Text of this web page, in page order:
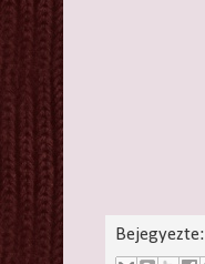
Bejegyezte: